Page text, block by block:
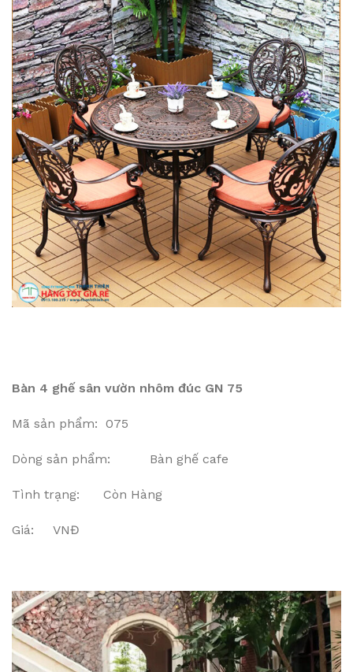
Bàn 4 ghế sân vườn nhôm đúc GN 75
Mã sản phẩm: 075
Dòng sản phẩm: Bàn ghế cafe
Tình trạng: Còn Hàng
Giá: VNĐ